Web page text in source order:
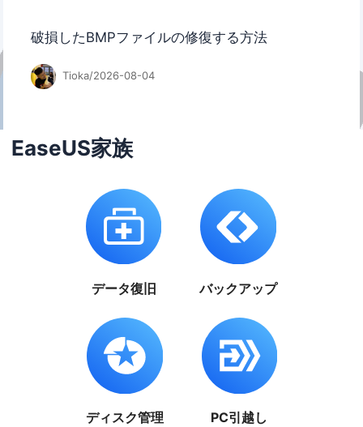
破損したBMPファイルの修復する方法
Tioka/2026-08-04
EaseUS家族
データ復旧 バックアップ
ディスク管理 PC引越し